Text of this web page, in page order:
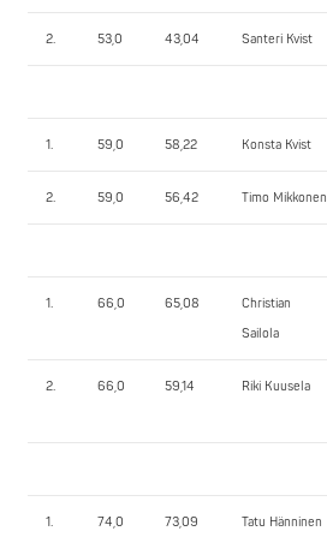
2. 53,0 43,04 Santeri Kvist
1. 59,0 58,22 Konsta Kvist
2. 59,0 56,42 Timo Mikkonen
1. 66,0 65,08
Christian
Sailola
2. 66,0 59,14 Riki Kuusela
1. 74,0 73,09 Tatu Hänninen